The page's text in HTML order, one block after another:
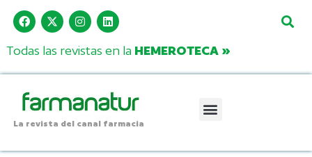
Todas las revistas en la HEMEROTECA »
La revista del canal farmacia